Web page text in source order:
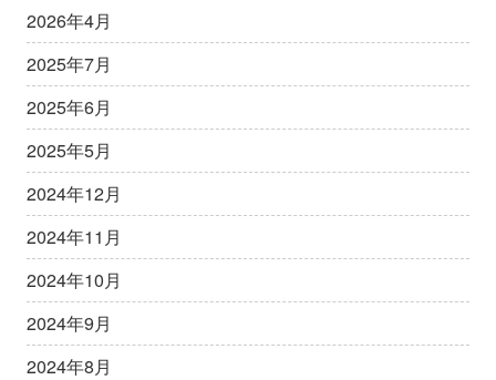
2026年4月
2025年7月
2025年6月
2025年5月
2024年12月
2024年11月
2024年10月
2024年9月
2024年8月